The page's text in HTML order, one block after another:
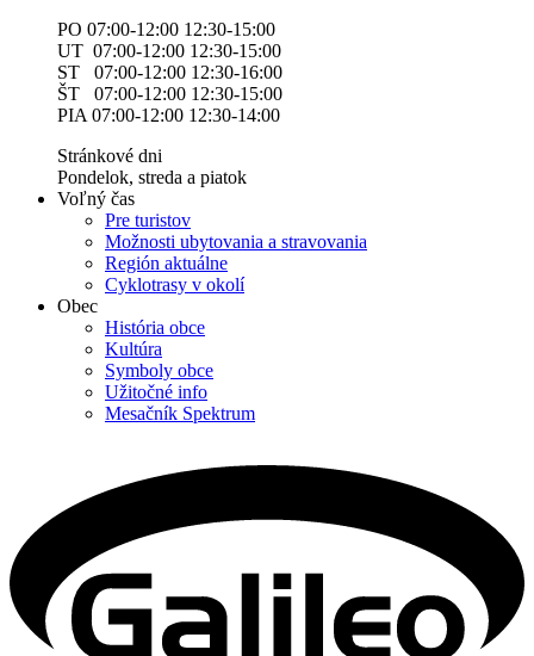
PO 07:00-12:00 12:30-15:00
UT 07:00-12:00 12:30-15:00
ST 07:00-12:00 12:30-16:00
ŠT 07:00-12:00 12:30-15:00
PIA 07:00-12:00 12:30-14:00
Stránkové dni
Pondelok, streda a piatok
Voľný čas
Pre turistov
Možnosti ubytovania a stravovania
Región aktuálne
Cyklotrasy v okolí
Obec
História obce
Kultúra
Symboly obce
Užitočné info
Mesačník Spektrum